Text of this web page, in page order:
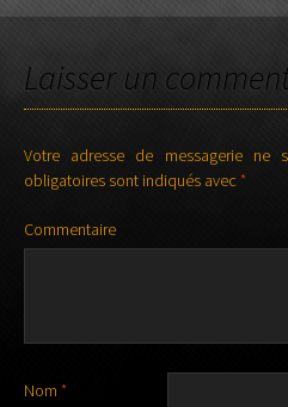
ARTICLES
Laisser un
Votre adresse de messagerie ne
obligatoires sont indiqués avec*
Commentaire
Nom *